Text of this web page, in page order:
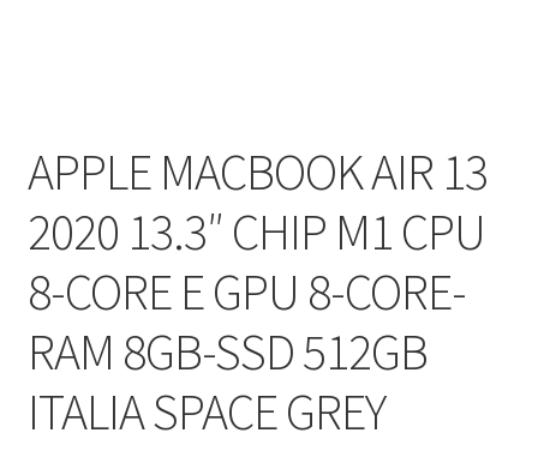
APPLE MACBOOK AIR 13
2020 13.3″ CHIP M1 CPU
8-CORE E GPU 8-CORE-
RAM 8GB-SSD 512GB
ITALIA SPACE GREY